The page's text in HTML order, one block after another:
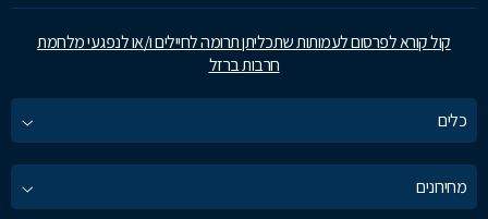
קול קורא לפרסום לעמותות שתכליתן תרומה לחיילים ו/או לנפגעי מלחמת
חרבות ברזל
כלים
מחירונים